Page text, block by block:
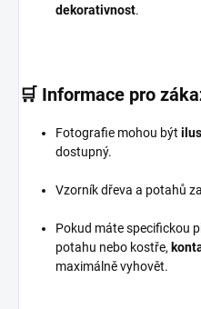
dekorativnost.
🛒 Informace pro
Fotografie mohou být
dostupný.
Vzorník dřeva a potahů
Pokud máte specifickou
potahu nebo kostře,
maximálně vyhovět.